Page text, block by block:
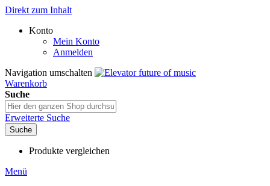
Direkt zum Inhalt
Konto
Mein Konto
Anmelden
Navigation umschalten
Warenkorb
Suche
Erweiterte Suche
Suche
Produkte vergleichen
Menü